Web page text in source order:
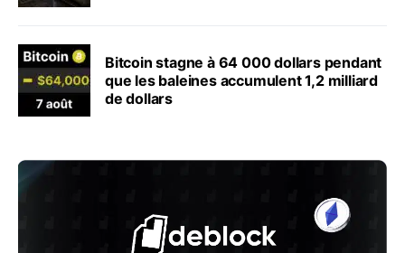
Bitcoin stagne à 64 000 dollars pendant
que les baleines accumulent 1,2 milliard
de dollars